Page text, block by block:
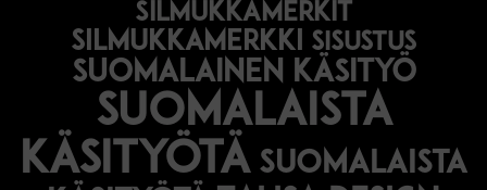
silmukkamerkit
silmukkamerkki sisustus
suomalainen käsityö
suomalaista
käsityötä suomalaista